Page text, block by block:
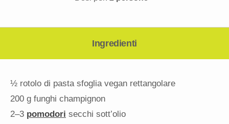
Ingredienti
½ rotolo di pasta sfoglia vegan rettangolare
200 g funghi champignon
2–3 pomodori secchi sott’olio